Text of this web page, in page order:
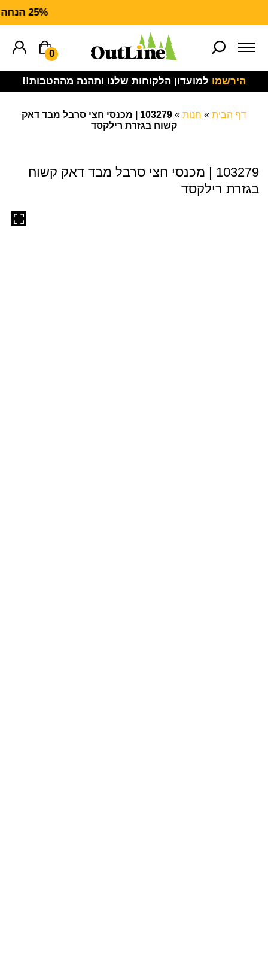
25% הנחה על ציוד מנדף CARHARTT FORCE
0
הירשמו למועדון הלקוחות שלנו ותהנה מההטבות!!
דף הבית » חנות »
103279 | מכנסי חצי סרבל מבד דאק
קשוח בגזרת רילקסד
103279 | מכנסי חצי סרבל מבד דאק קשוח
בגזרת רילקסד